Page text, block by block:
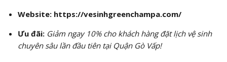
Website: https://vesinhgreenchampa.com/
Ưu đãi: Giảm ngay 10% cho khách hàng đặt lịch vệ sinh
chuyên sâu lần đầu tiên tại Quận Gò Vấp!